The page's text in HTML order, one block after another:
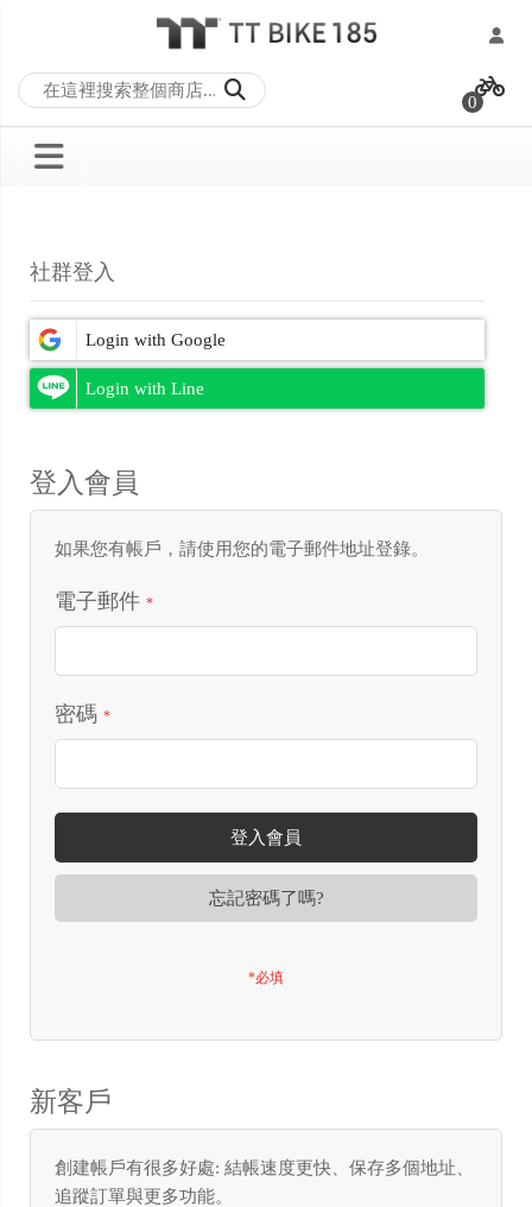
0
社群登入
登入會員
如果您有帳戶，請使用您的電子郵件地址登錄。
電子郵件
密碼
登入會員
忘記密碼了嗎?
新客戶
創建帳戶有很多好處: 結帳速度更快、保存多個地址、
追蹤訂單與更多功能。